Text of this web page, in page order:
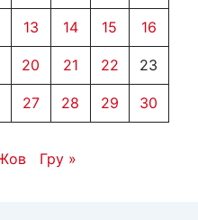
13 14 15 16
20 21 22 23
27 28 29 30
Гру »